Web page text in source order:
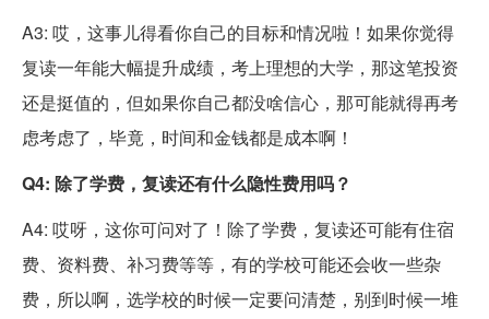
A3: 哎，这事儿得看你自己的目标和情况啦！如果你觉得
复读一年能大幅提升成绩，考上理想的大学，那这笔投资
还是挺值的，但如果你自己都没啥信心，那可能就得再考
虑考虑了，毕竟，时间和金钱都是成本啊！
Q4: 除了学费，复读还有什么隐性费用吗？
A4: 哎呀，这你可问对了！除了学费，复读还可能有住宿
费、资料费、补习费等等，有的学校可能还会收一些杂
费，所以啊，选学校的时候一定要问清楚，别到时候一堆